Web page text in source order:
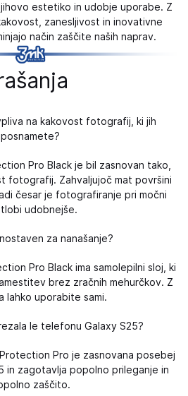
estetiko in udobje uporabe. Z
zanesljivost in inovativne
način zaščite naših naprav.
na kakovost fotografij, ki jih
posnamete?
Pro Black je bil zasnovan tako,
fotografij. Zahvaljujoč mat površini
česar je fotografiranje pri močni
udobnejše.
za nanašanje?
Pro Black ima samolepilni sloj, ki
brez zračnih mehurčkov. Z
lahko uporabite sami.
le telefonu Galaxy S25?
Pro je zasnovana posebej
in zagotavlja popolno prileganje in
zaščito.